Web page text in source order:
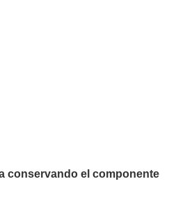
conservando el componente